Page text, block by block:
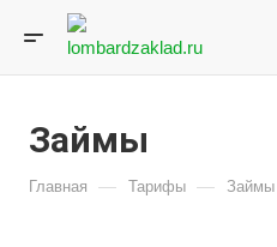
Займы
Главная — Тарифы — Займы